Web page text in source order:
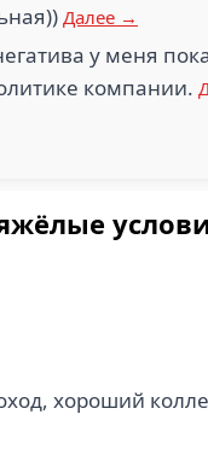
Далее →
у меня
компании.
хороший